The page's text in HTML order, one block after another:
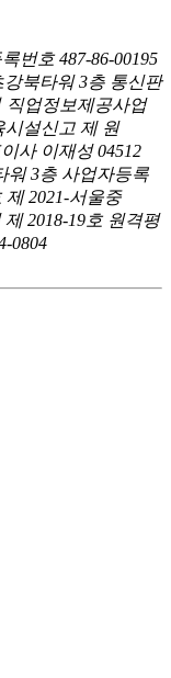
번호 487-86-00195
강북타워 3층 통신판
직업정보제공사업
시설신고 제 원
사 이재성 04512
워 3층 사업자등록
제 2021-서울중
2018-19호 원격평
0804